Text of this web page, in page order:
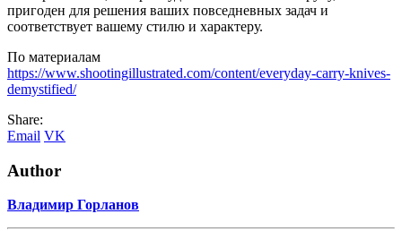
пригоден для решения ваших повседневных задач и
соответствует вашему стилю и характеру.
По материалам
https://www.shootingillustrated.com/content/everyday-carry-knives-
demystified/
Share:
Email VK
Author
Владимир Горланов